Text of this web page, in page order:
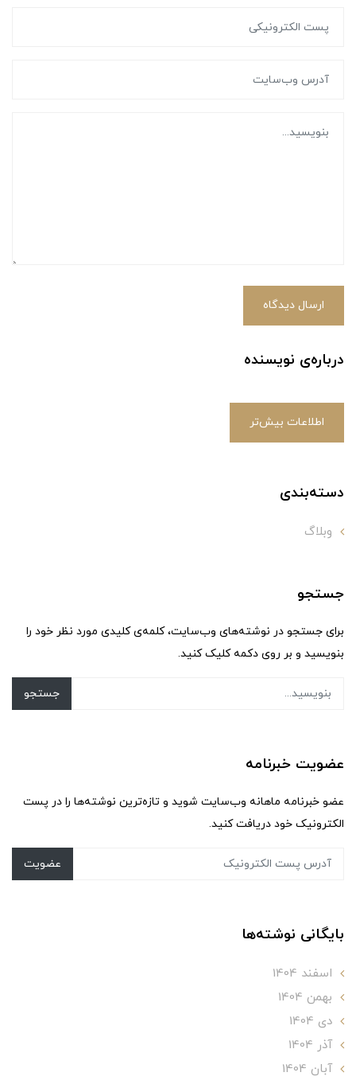
ارسال دیدگاه
درباره‌ی نویسنده
اطلاعات بیش‌تر
دسته‌بندی
وبلاگ
جستجو
برای جستجو در نوشته‌های وب‌سایت، کلمه‌ی کلیدی مورد نظر خود را
بنویسید و بر روی دکمه کلیک کنید.
جستجو
عضویت خبرنامه
عضو خبرنامه ماهانه وب‌سایت شوید و تازه‌ترین نوشته‌ها را در پست
الکترونیک خود دریافت کنید.
عضویت
بایگانی نوشته‌ها
اسفند 1404
بهمن 1404
دی 1404
آذر 1404
آبان 1404